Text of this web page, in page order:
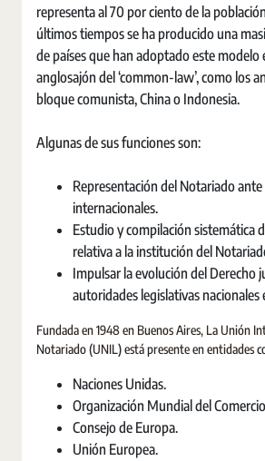
representa al 70 por ciento de la
últimos tiempos se ha producido una
de países que han adoptado este modelo
anglosajón del ‘common-law’, como los
bloque comunista, China o Indonesia.
Algunas de sus funciones son:
Representación del Notariado
internacionales.
Estudio y compilación sistemática
relativa a la institución del
Impulsar la evolución del Derecho
autoridades legislativas nacionales
Fundada en 1948 en Buenos Aires, La Unión
Notariado (UNIL) está presente en entidades
Naciones Unidas.
Organización Mundial del
Consejo de Europa.
Unión Europea.